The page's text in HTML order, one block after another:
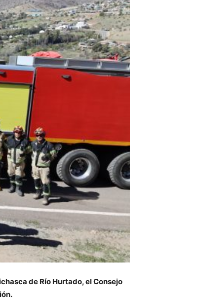
de Río Hurtado, el Consejo